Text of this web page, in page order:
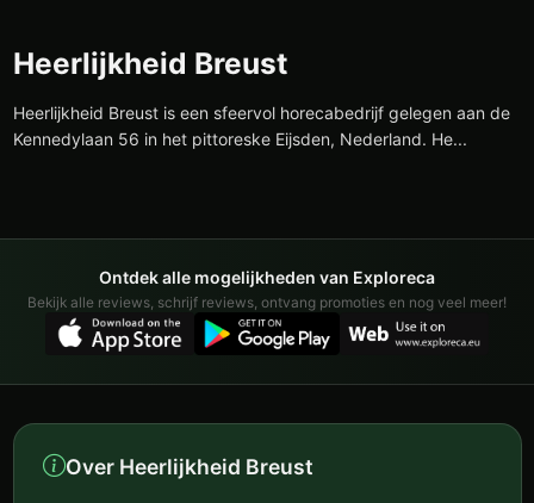
Heerlijkheid Breust
Heerlijkheid Breust is een sfeervol horecabedrijf gelegen aan de
Kennedylaan 56 in het pittoreske Eijsden, Nederland. He...
Ontdek alle mogelijkheden van Exploreca
Bekijk alle reviews, schrijf reviews, ontvang promoties en nog veel meer!
Over Heerlijkheid Breust